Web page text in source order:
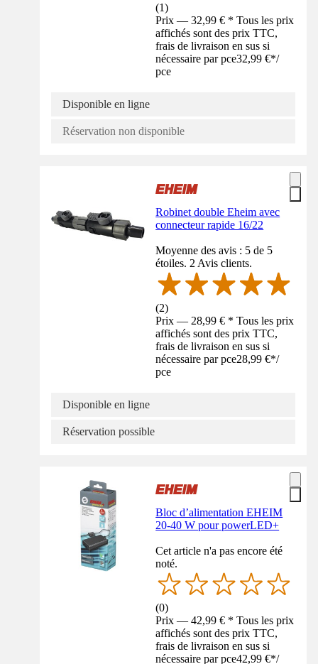
(1)
Prix — 32,99 € * Tous les prix
affichés sont des prix TTC,
frais de livraison en sus si
nécessaire par pce32,99 €*/
pce
Disponible en ligne
Réservation non disponible
Robinet double Eheim avec
connecteur rapide 16/22
Moyenne des avis : 5 de 5
étoiles. 2 Avis clients.
(2)
Prix — 28,99 € * Tous les prix
affichés sont des prix TTC,
frais de livraison en sus si
nécessaire par pce28,99 €*/
pce
Disponible en ligne
Réservation possible
Bloc d’alimentation EHEIM
20-40 W pour powerLED+
Cet article n'a pas encore été
noté.
(0)
Prix — 42,99 € * Tous les prix
affichés sont des prix TTC,
frais de livraison en sus si
nécessaire par pce42,99 €*/